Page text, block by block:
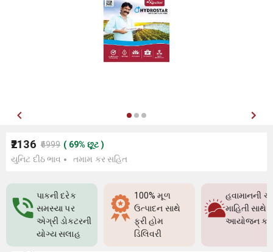
₹2136 ₹6999 ( 69% છૂટ)
યુનિટ દીઠ ભાવ
તમામ કર સહિત
પાકની દરેક
સમસ્યા પર
એગ્રી ડોક્ટરની
યોગ્ય સલાહ
100% મૂળ
ઉત્પાદન સાથે
ફ્રી હોમ
ડિલિવરી
હવામાનની
માહિતી સાથે
આયોજન